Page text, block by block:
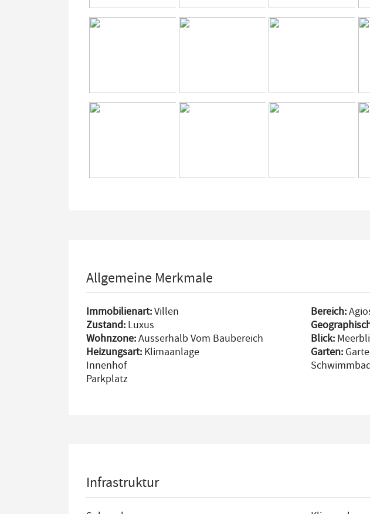
Allgemeine Merkmale
Immobilienart:Villen Bereich:
Zustand: Luxus
Wohnzone:Ausserhalb Vom Baubereich Blick:
Heizungsart: Klimaanlage Garten:
Innenhof
Parkplatz
Infrastruktur